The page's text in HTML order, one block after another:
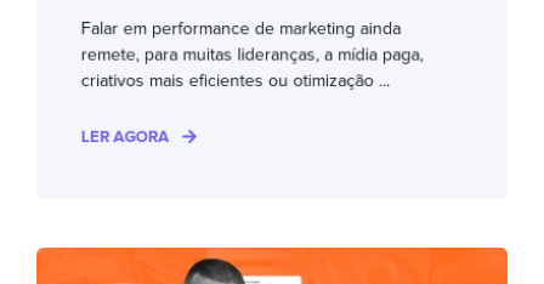
Falar em performance de marketing ainda
remete, para muitas lideranças, a mídia paga,
criativos mais eficientes ou otimização ...
LER AGORA